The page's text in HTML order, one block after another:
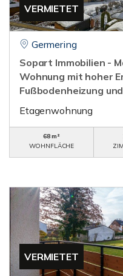
VERMIETET
Germering
Sopart Immobilien -
Wohnung mit hoher
Fußbodenheizung und
Etagenwohnung
68 m²
WOHNFLÄCHE
VERMIETET